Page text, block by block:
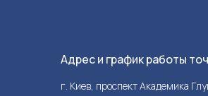
Адрес и график работы
г. Киев, проспект Академика